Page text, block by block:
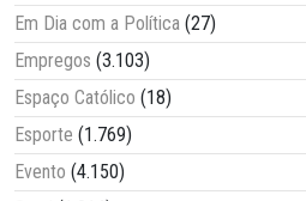
Em Dia com a Política (27)
Empregos (3.103)
Espaço Católico (18)
Esporte (1.769)
Evento (4.150)